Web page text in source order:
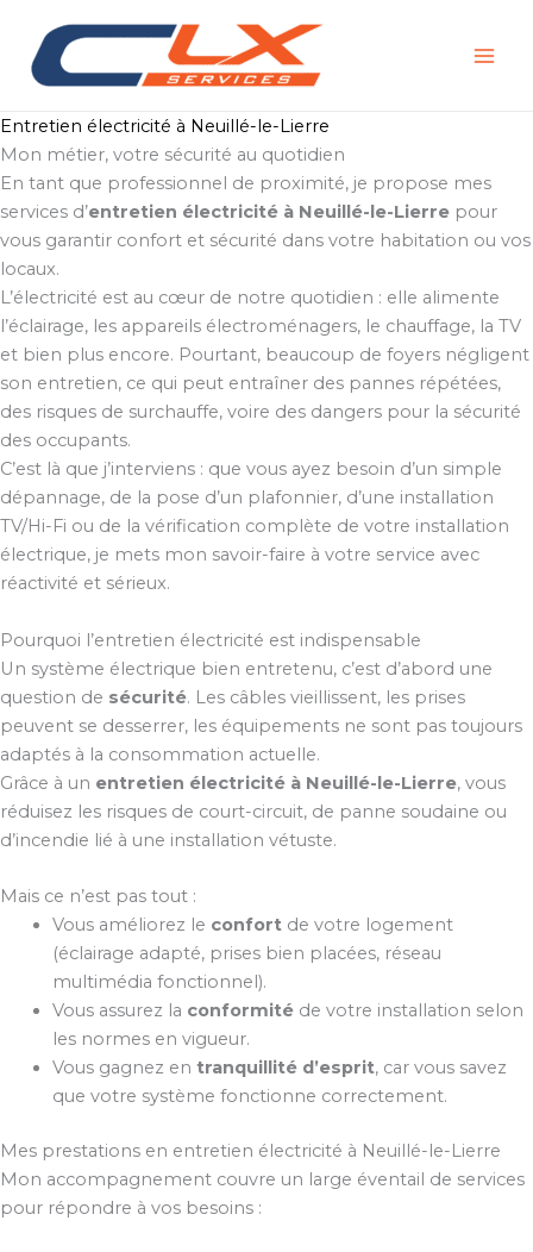
contenu
Entretien électricité à Neuillé-le-Lierre
Mon métier, votre sécurité au quotidien
En tant que professionnel de proximité, je propose mes
services d’entretien électricité à Neuillé-le-Lierre pour
vous garantir confort et sécurité dans votre habitation ou vos
locaux.
L’électricité est au cœur de notre quotidien : elle alimente
l’éclairage, les appareils électroménagers, le chauffage, la TV
et bien plus encore. Pourtant, beaucoup de foyers négligent
son entretien, ce qui peut entraîner des pannes répétées,
des risques de surchauffe, voire des dangers pour la sécurité
des occupants.
C’est là que j’interviens : que vous ayez besoin d’un simple
dépannage, de la pose d’un plafonnier, d’une installation
TV/Hi-Fi ou de la vérification complète de votre installation
électrique, je mets mon savoir-faire à votre service avec
réactivité et sérieux.
Pourquoi l’entretien électricité est indispensable
Un système électrique bien entretenu, c’est d’abord une
question de sécurité. Les câbles vieillissent, les prises
peuvent se desserrer, les équipements ne sont pas toujours
adaptés à la consommation actuelle.
Grâce à un entretien électricité à Neuillé-le-Lierre, vous
réduisez les risques de court-circuit, de panne soudaine ou
d’incendie lié à une installation vétuste.
Mais ce n’est pas tout :
Vous améliorez le confortde votre logement
(éclairage adapté, prises bien placées, réseau
multimédia fonctionnel).
Vous assurez la conformitéde votre installation selon
les normes en vigueur.
Vous gagnez en tranquillité d’esprit, car vous savez
que votre système fonctionne correctement.
Mes prestations en entretien électricité à Neuillé-le-Lierre
Mon accompagnement couvre un large éventail de services
pour répondre à vos besoins :